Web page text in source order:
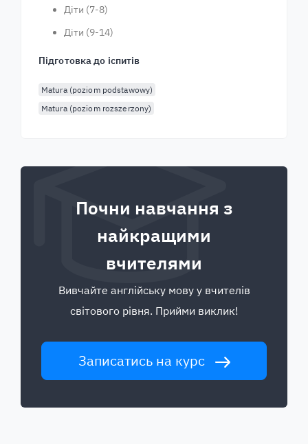
Діти (7-8)
Діти (9-14)
Підготовка до іспитів
Matura (poziom podstawowy)
Matura (poziom rozszerzony)
Почни навчання з
найкращими
вчителями
Вивчайте англійську мову у вчителів
світового рівня. Прийми виклик!
Записатись на курс